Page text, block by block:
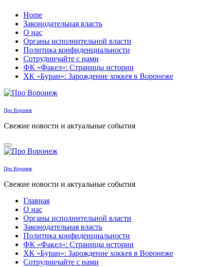
Перейти
содержанию
Home
Законодательная власть
О нас
Органы исполнительной власти
Политика конфиденциальности
Сотрудничайте с нами
ФК «Факел»: Страницы истории
ХК «Буран»: Зарождение хоккея в Воронеже
Про Воронеж
Свежие новости и актуальные события
Про Воронеж
Свежие новости и актуальные события
Главная
О нас
Органы исполнительной власти
Законодательная власть
Политика конфиденциальности
ФК «Факел»: Страницы истории
ХК «Буран»: Зарождение хоккея в Воронеже
Сотрудничайте с нами